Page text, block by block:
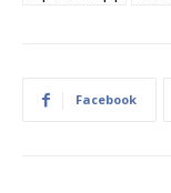
Facebook